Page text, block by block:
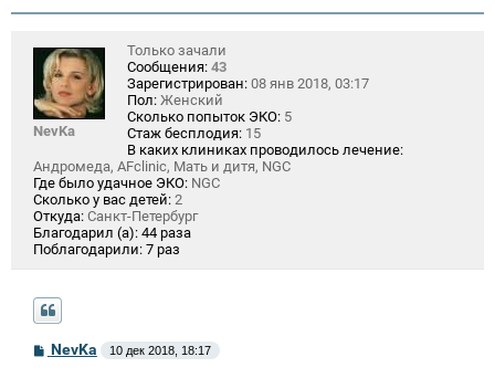
NevKa
Только зачали
Сообщения: 43
Зарегистрирован: 08 янв 2018, 03:17
Пол: Женский
Сколько попыток ЭКО: 5
Стаж бесплодия: 15
В каких клиниках проводилось лечение:
Андромеда, AFclinic, Мать и дитя, NGC
Где было удачное ЭКО: NGC
Сколько у вас детей: 2
Откуда: Санкт-Петербург
Благодарил (а): 44 раза
Поблагодарили: 7 раз
СNevKa 10 дек 2018, 18:17